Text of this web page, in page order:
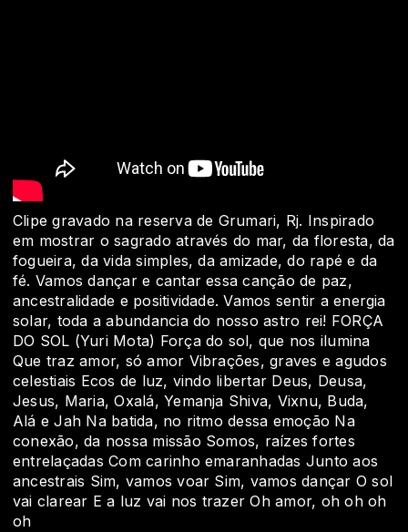
Clipe gravado na reserva de Grumari, Rj. Inspirado
em mostrar o sagrado através do mar, da floresta, da
fogueira, da vida simples, da amizade, do rapé e da
fé. Vamos dançar e cantar essa canção de paz,
ancestralidade e positividade. Vamos sentir a energia
solar, toda a abundancia do nosso astro rei! FORÇA
DO SOL (Yuri Mota) Força do sol, que nos ilumina
Que traz amor, só amor Vibrações, graves e agudos
celestiais Ecos de luz, vindo libertar Deus, Deusa,
Jesus, Maria, Oxalá, Yemanja Shiva, Vixnu, Buda,
Alá e Jah Na batida, no ritmo dessa emoção Na
conexão, da nossa missão Somos, raízes fortes
entrelaçadas Com carinho emaranhadas Junto aos
ancestrais Sim, vamos voar Sim, vamos dançar O sol
vai clarear E a luz vai nos trazer Oh amor, oh oh oh
oh